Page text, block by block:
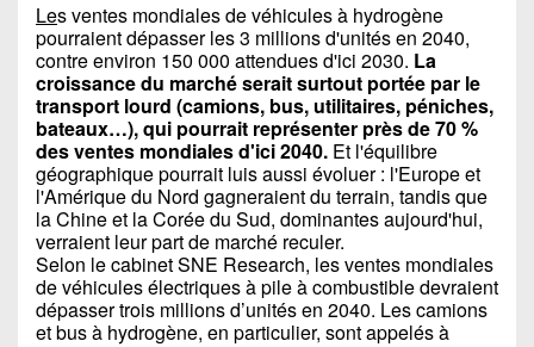
Les ventes mondiales de véhicules à hydrogène
pourraient dépasser les 3 millions d'unités en 2040,
contre environ 150 000 attendues d'ici 2030. La
croissance du marché serait surtout portée par le
transport lourd (camions, bus, utilitaires, péniches,
bateaux…), qui pourrait représenter près de 70 %
des ventes mondiales d'ici 2040. Et l'équilibre
géographique pourrait luis aussi évoluer : l'Europe et
l'Amérique du Nord gagneraient du terrain, tandis que
la Chine et la Corée du Sud, dominantes aujourd'hui,
verraient leur part de marché reculer.
Selon le cabinet SNE Research, les ventes mondiales
de véhicules électriques à pile à combustible devraient
dépasser trois millions d’unités en 2040. Les camions
et bus à hydrogène, en particulier, sont appelés à